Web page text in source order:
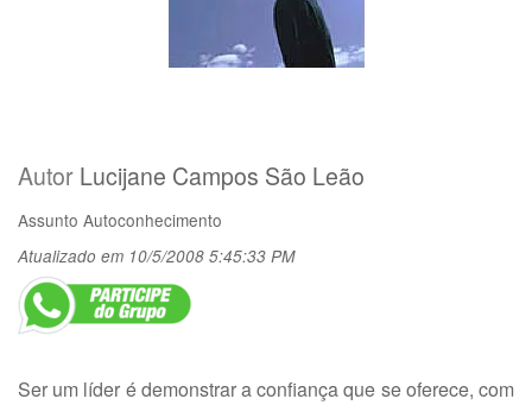
Autor Lucijane Campos São Leão
Assunto Autoconhecimento
Atualizado em 10/5/2008 5:45:33 PM
Ser um líder é demonstrar a confiança que se oferece, com